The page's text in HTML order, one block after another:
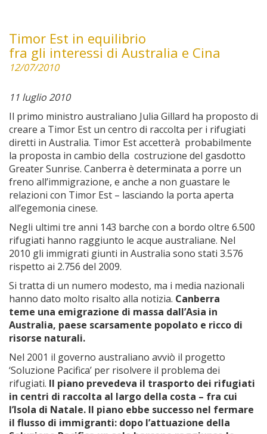
Timor Est in equilibrio
fra gli interessi di Australia e Cina
12/07/2010
11 luglio 2010
Il primo ministro australiano Julia Gillard ha proposto di
creare a Timor Est un centro di raccolta per i rifugiati
diretti in Australia. Timor Est accetterà probabilmente
la proposta in cambio della costruzione del gasdotto
Greater Sunrise. Canberra è determinata a porre un
freno all’immigrazione, e anche a non guastare le
relazioni con Timor Est – lasciando la porta aperta
all’egemonia cinese.
Negli ultimi tre anni 143 barche con a bordo oltre 6.500
rifugiati hanno raggiunto le acque australiane. Nel
2010 gli immigrati giunti in Australia sono stati 3.576
rispetto ai 2.756 del 2009.
Si tratta di un numero modesto, ma i media nazionali
hanno dato molto risalto alla notizia. Canberra
teme una emigrazione di massa dall’Asia in
Australia, paese scarsamente popolato e ricco di
risorse naturali.
Nel 2001 il governo australiano avviò il progetto
‘Soluzione Pacifica’ per risolvere il problema dei
rifugiati. Il piano prevedeva il trasporto dei rifugiati
in centri di raccolta al largo della costa – fra cui
l’Isola di Natale. Il piano ebbe successo nel fermare
il flusso di immigranti: dopo l’attuazione della